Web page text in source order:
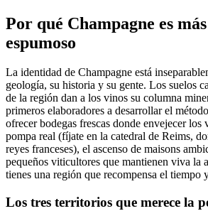
Por qué Champagne es
espumoso
La identidad de Champagne está
geología, su historia y su gente. Los suelos
de la región dan a los vinos su columna
primeros elaboradores a desarrollar el
ofrecer bodegas frescas donde envejecer los
pompa real (fíjate en la catedral de Reims,
reyes franceses), el ascenso de maisons
pequeños viticultores que mantienen viva la
tienes una región que recompensa el tiempo
Los tres territorios que merece la